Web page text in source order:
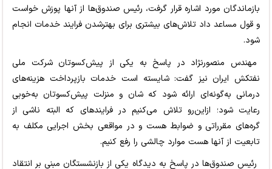
بازماندگان مورد اشاره قرار گرفت، رئیس صندوق‌ها از آنها پوزش خواست
و قول مساعد داد تلاش‌های بیشتری برای بهترشدن فرایند خدمات انجام
شود.
مهندس منصورنژاد در پاسخ به یکی از پیش‌کسوتان شرکت ملی
نفتکش ایران نیز گفت: شایسته است خدمات بازپرداخت هزینه‌های
درمانی به‌گونه‌ای ارائه شود که شان و منزلت پیش‌کسوتان به‌خوبی
رعایت شود؛ ازاین‌رو تلاش می‌کنیم در فرایندهای که البته ناشی از
گره‌های مقرراتی و ضوابط هست و در مواقعی بخش اجرایی مکلف به
تابعیت از آنها هست موارد چالشی را رفع کنیم.
رئیس صندوق‌ها در پاسخ به دیدگاه یکی از بازنشستگان مبنی بر انتقاد